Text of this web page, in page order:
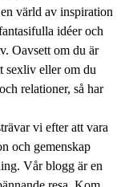
värld av inspiration
idéer och
Oavsett om du är
sexliv eller om du
relationer, så har
vi efter att vara
och gemenskap
Vår blogg är en